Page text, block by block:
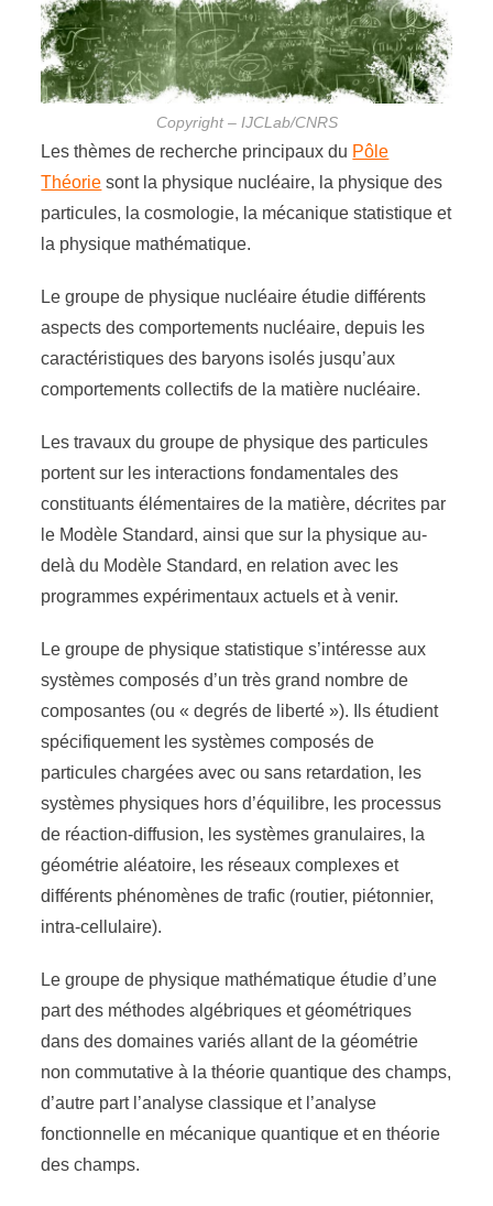
Copyright – IJCLab/CNRS
Les thèmes de recherche principaux du Pôle
Théorie sont la physique nucléaire, la physique des
particules, la cosmologie, la mécanique statistique et
la physique mathématique.
Le groupe de physique nucléaire étudie différents
aspects des comportements nucléaire, depuis les
caractéristiques des baryons isolés jusqu’aux
comportements collectifs de la matière nucléaire.
Les travaux du groupe de physique des particules
portent sur les interactions fondamentales des
constituants élémentaires de la matière, décrites par
le Modèle Standard, ainsi que sur la physique au-
delà du Modèle Standard, en relation avec les
programmes expérimentaux actuels et à venir.
Le groupe de physique statistique s’intéresse aux
systèmes composés d’un très grand nombre de
composantes (ou « degrés de liberté »). Ils étudient
spécifiquement les systèmes composés de
particules chargées avec ou sans retardation, les
systèmes physiques hors d’équilibre, les processus
de réaction-diffusion, les systèmes granulaires, la
géométrie aléatoire, les réseaux complexes et
différents phénomènes de trafic (routier, piétonnier,
intra-cellulaire).
Le groupe de physique mathématique étudie d’une
part des méthodes algébriques et géométriques
dans des domaines variés allant de la géométrie
non commutative à la théorie quantique des champs,
d’autre part l’analyse classique et l’analyse
fonctionnelle en mécanique quantique et en théorie
des champs.